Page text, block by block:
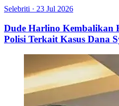
Selebriti · 23 Jul 2026
Dude Harlino Kembalikan
Polisi Terkait Kasus Dana